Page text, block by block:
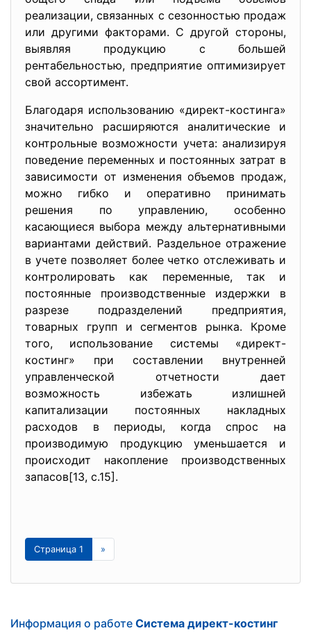
реализации, связанных с сезонностью продаж
или другими факторами. С другой стороны,
выявляя продукцию с большей
рентабельностью, предприятие оптимизирует
свой ассортимент.
Благодаря использованию «директ-костинга»
значительно расширяются аналитические и
контрольные возможности учета: анализируя
поведение переменных и постоянных затрат в
зависимости от изменения объемов продаж,
можно гибко и оперативно принимать
решения по управлению, особенно
касающиеся выбора между альтернативными
вариантами действий. Раздельное отражение
в учете позволяет более четко отслеживать и
контролировать как переменные, так и
постоянные производственные издержки в
разрезе подразделений предприятия,
товарных групп и сегментов рынка. Кроме
того, использование системы «директ-
костинг» при составлении внутренней
управленческой отчетности дает
возможность избежать излишней
капитализации постоянных накладных
расходов в периоды, когда спрос на
производимую продукцию уменьшается и
происходит накопление производственных
запасов[13, с.15].
Страница 1 »
Информация о работе Система директ-костинг